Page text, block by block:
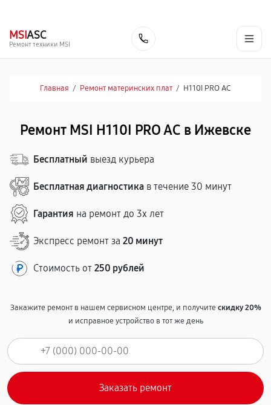
MSIASC
Ремонт техники MSI
Главная / Ремонт материнских плат / H110I PRO AC
Ремонт MSI H110I PRO AC в Ижевске
Бесплатный выезд курьера
Бесплатная диагностика в течение 30 минут
Гарантия на ремонт до 3х лет
Экспресс ремонт за 20 минут
Стоимость от 250 рублей
Закажите ремонт в нашем сервисном центре, и получитескидку 20%
и исправное устройство в тот же день